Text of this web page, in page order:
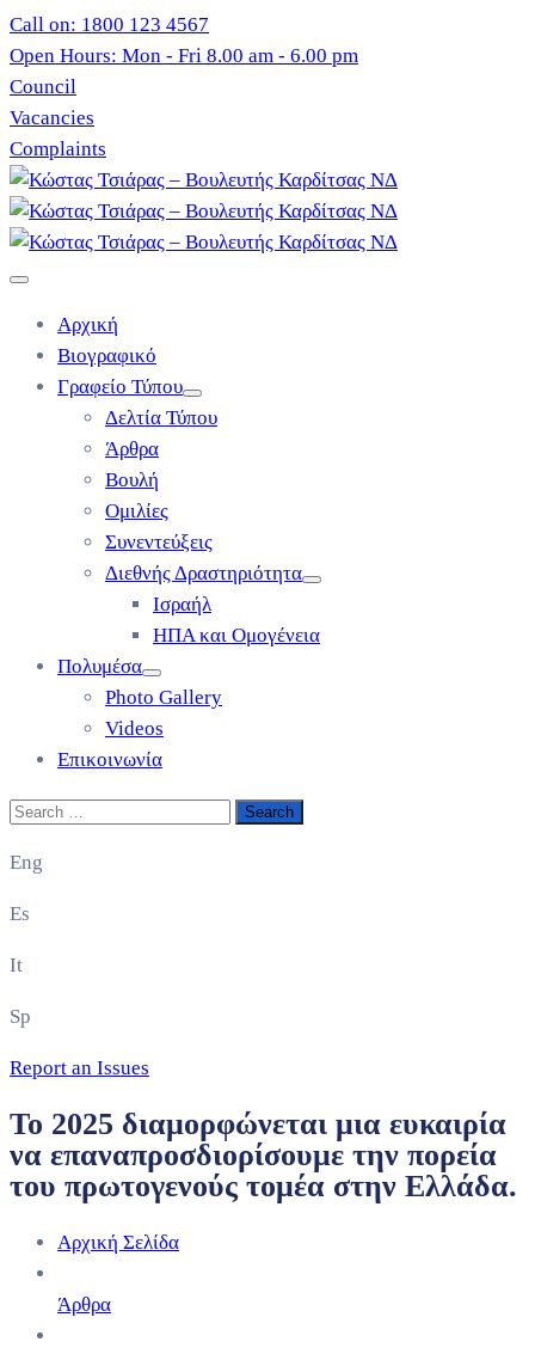
Call on: 1800 123 4567
Open Hours: Mon - Fri 8.00 am - 6.00 pm
Council
Vacancies
Complaints
Αρχική
Βιογραφικό
Γραφείο Τύπου
Δελτία Τύπου
Άρθρα
Βουλή
Ομιλίες
Συνεντεύξεις
Διεθνής Δραστηριότητα
Ισραήλ
ΗΠΑ και Ομογένεια
Πολυμέσα
Photo Gallery
Videos
Επικοινωνία
Eng
Es
It
Sp
Report an Issues
Το 2025 διαμορφώνεται μια ευκαιρία
να επαναπροσδιορίσουμε την πορεία
του πρωτογενούς τομέα στην Ελλάδα.
Αρχική Σελίδα
Άρθρα